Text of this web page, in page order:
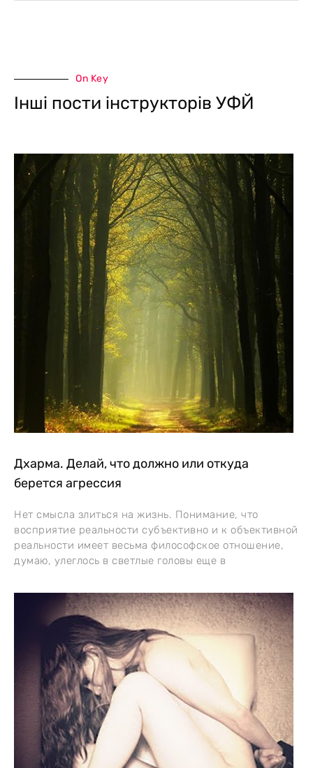
On Key
Інші пости інструкторів УФЙ
Дхарма. Делай, что должно или откуда
берется агрессия
Нет смысла злиться на жизнь. Понимание, что
восприятие реальности субъективно и к объективной
реальности имеет весьма философское отношение,
думаю, улеглось в светлые головы еще в